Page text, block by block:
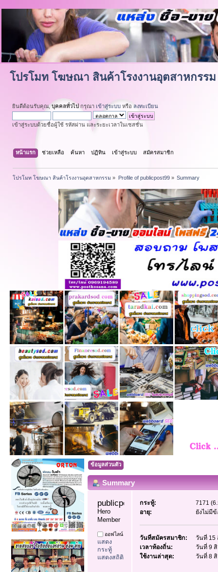
โปรโมท โฆษณา สินค้าโรงงานอุตสาหกรรม
ยินดีต้อนรับคุณ,บุคคลทั่วไปกรุณา เข้าสู่ระบบ หรือ ลงทะเบียน
เข้าสู่ระบบด้วยชื่อผู้ใช้ รหัสผ่าน และระยะเวลาในเซสชั่น
หน้าแรก ช่วยเหลือ ค้นหา ปฏิทิน เข้าสู่ระบบ สมัครสมาชิก
โปรโมท โฆษณา สินค้าโรงงานอุตสาหกรรม » Profile of publicpost99» Summary
ข้อมูลส่วนตัว
Summary
publicpost99
Hero
Member
ออฟไลน์
แสดง
กระทู้
แสดงสถิติ
กระทู้:
7171
อายุ:
ยังไม่มี
วันที่สมัครสมาชิก:
วันที่ 15
เวลาท้องถิ่น:
วันที่ 9
ใช้งานล่าสุด:
วันที่ 8